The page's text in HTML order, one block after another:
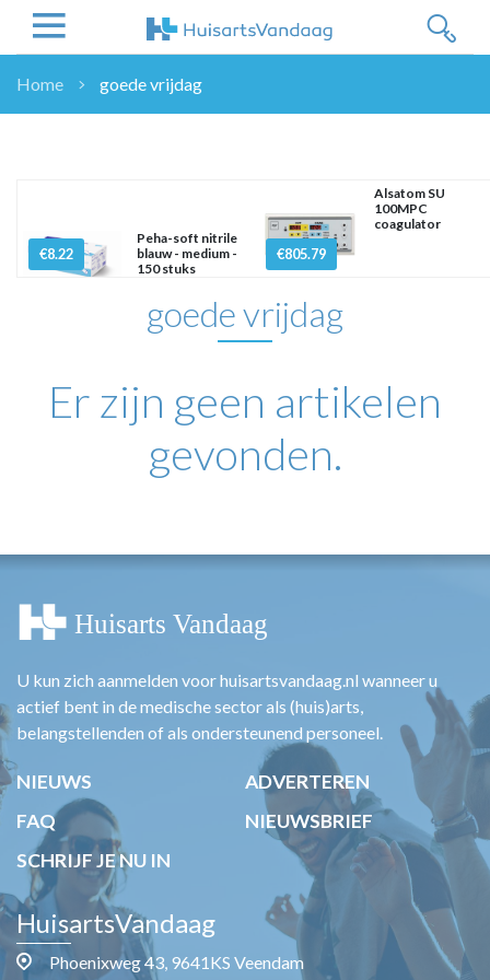
WETENSCHAP
ZORGVERZEKERAARS
ICT
NASCHOLINGEN
DOSSIER
NHG
LHV
OPINIE
TARIEVEN
MEDISCHE VAKHANDEL
REGISTRATIE
Home goede vrijdag
€8.22
Peha-soft nitrile
blauw - medium -
150 stuks
€805.79
Alsatom SU
100MPC
coagulator
goede vrijdag
Er zijn geen artikelen
gevonden.
U kun zich aanmelden voor huisartsvandaag.nl wanneer u
actief bent in de medische sector als (huis)arts,
belangstellenden of als ondersteunend personeel.
NIEUWS
ADVERTEREN
FAQ
NIEUWSBRIEF
SCHRIJF JE NU IN
HuisartsVandaag
Phoenixweg 43, 9641KS Veendam